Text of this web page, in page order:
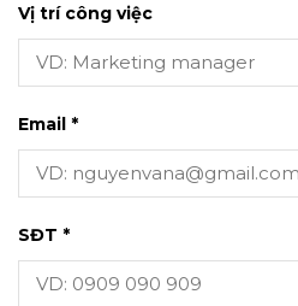
Vị trí công việc
Email *
SĐT *